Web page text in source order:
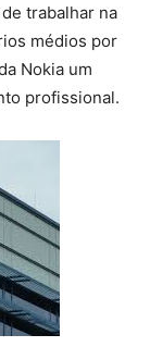
trabalhar na
médios por
Nokia um
profissional.